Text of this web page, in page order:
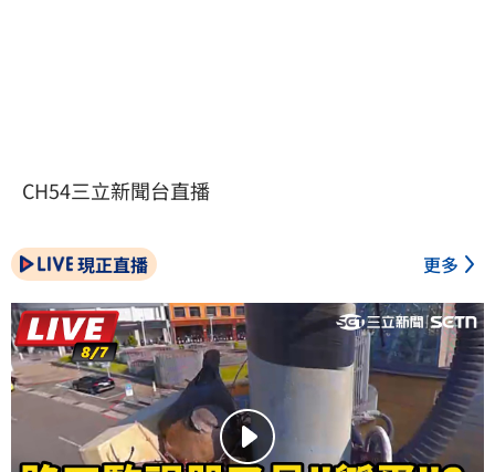
CH54三立新聞台直播
現正直播 更多